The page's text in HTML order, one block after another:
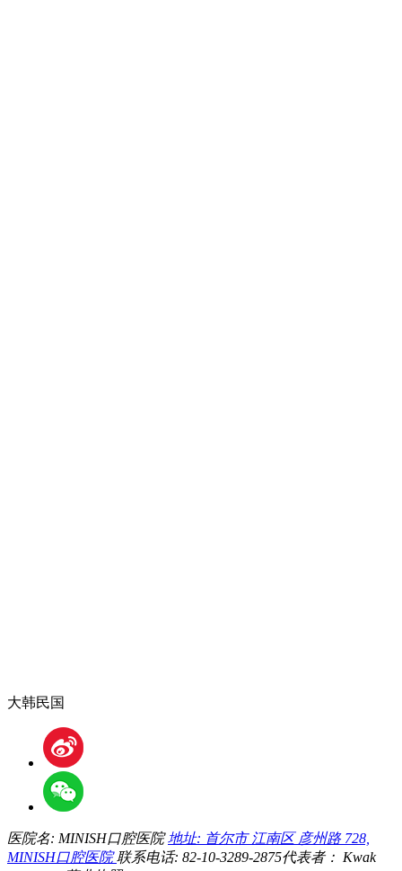
大韩民国
医院名: MINISH口腔医院 地址: 首尔市 江南区 彦州路 728,
MINISH口腔医院联系电话: 82-10-3289-2875代表者： Kwak